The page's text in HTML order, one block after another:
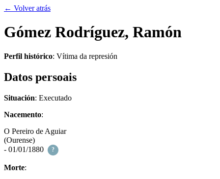
← Volver atrás
Gómez Rodríguez, Ramón
Perfil histórico: Vítima da represión
Datos persoais
Situación: Executado
Nacemento:
O Pereiro de Aguiar
(Ourense)
- 01/01/1880
?
Morte: